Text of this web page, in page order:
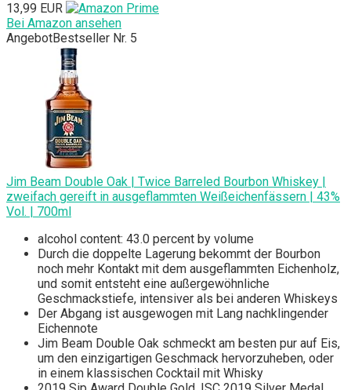
13,99 EUR
Bei Amazon ansehen
AngebotBestseller Nr. 5
Jim Beam Double Oak | Twice Barreled Bourbon Whiskey |
zweifach gereift in ausgeflammten Weißeichenfässern | 43%
Vol. | 700ml
alcohol content: 43.0 percent by volume
Durch die doppelte Lagerung bekommt der Bourbon
noch mehr Kontakt mit dem ausgeflammten Eichenholz,
und somit entsteht eine außergewöhnliche
Geschmackstiefe, intensiver als bei anderen Whiskeys
Der Abgang ist ausgewogen mit Lang nachklingender
Eichennote
Jim Beam Double Oak schmeckt am besten pur auf Eis,
um den einzigartigen Geschmack hervorzuheben, oder
in einem klassischen Cocktail mit Whisky